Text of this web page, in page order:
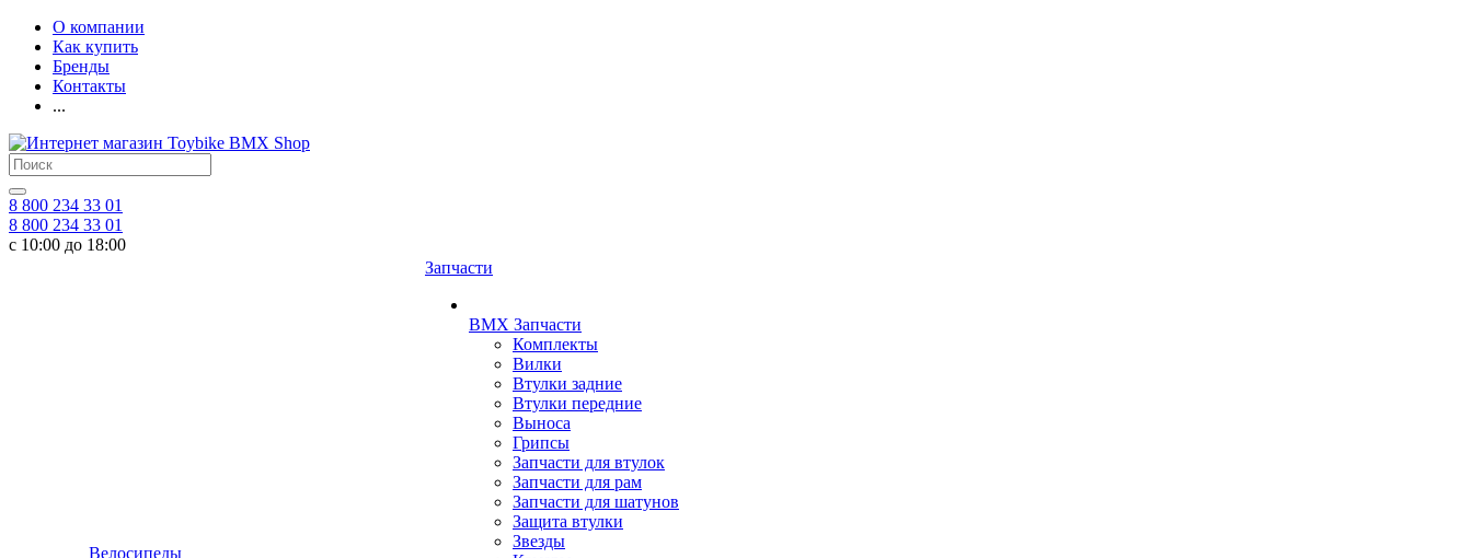
О компании
Как купить
Бренды
Контакты
...
8 800 234 33 01
8 800 234 33 01
с 10:00 до 18:00
Велосипеды
Запчасти
BMX Запчасти
Комплекты
Вилки
Втулки задние
Втулки передние
Выноса
Грипсы
Запчасти для втулок
Запчасти для рам
Запчасти для шатунов
Защита втулки
Звезды